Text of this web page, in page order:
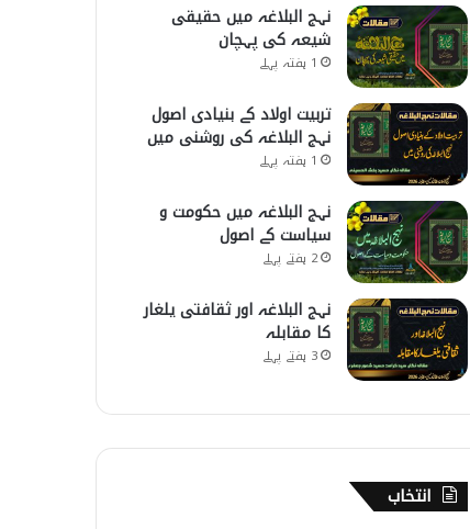
نہج البلاغہ میں حقیقی
شیعہ کی پہچان
1 ہفتہ پہلے
تربیت اولاد کے بنیادی اصول
نہج البلاغہ کی روشنی میں
1 ہفتہ پہلے
نہج البلاغہ میں حکومت و
سیاست کے اصول
2 ہفتے پہلے
نہج البلاغہ اور ثقافتی یلغار
کا مقابلہ
3 ہفتے پہلے
انتخاب